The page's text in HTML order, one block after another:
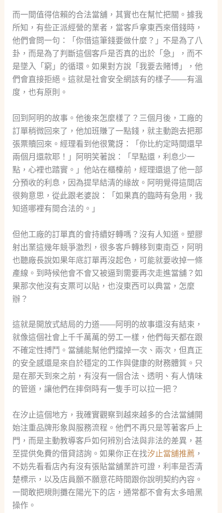
而一間值得信賴的合法當舖，其實也在幫忙把關。據我
所知，有些正派經營的業者，當客戶拿東西來借錢時，
他們會問一句：「你借這筆錢要做什麼？」不是為了八
卦，而是為了判斷這個客戶是否真的出於「急」，而不
是墜入「窮」的循環。如果對方說「我要去賭博」，他
們會直接拒絕。這就是社會安全網該有的樣子——有溫
度，也有原則。
回到阿明的故事。他後來怎麼樣了？三個月後，工廠的
訂單稍微回來了，他加班賺了一點錢，就主動跑去把那
張票贖回來。經理看到他很驚訝：「你比約定時間還早
兩個月還款耶！」阿明笑著說：「早點還，利息少一
點，心裡也踏實。」他站在櫃檯前，經理還退了他一部
分預收的利息，因為提早結清的緣故。阿明覺得這間店
很夠意思，從此跟老婆說：「如果真的臨時有急用，我
知道哪裡有間合法的。」
但他工廠的訂單真的會持續好轉嗎？沒有人知道。塑膠
射出業這幾年競爭激烈，很多客戶轉移到東南亞，阿明
也聽廠長說如果年底訂單再沒起色，可能就要收掉一條
產線。到時候他會不會又被逼到需要再次走進當舖？如
果那次他沒有支票可以貼，也沒東西可以典當，怎麼
辦？
這就是開放式結局的力道——阿明的故事還沒有結束，
就像這個社會上千千萬萬的勞工一樣，他們每天都在跟
不確定性搏鬥。當舖能幫他們擋掉一次、兩次，但真正
的安全感還是來自於穩定的工作與健康的財務體質。只
是在那天到來之前，有沒有一個合法、透明、有人情味
的管道，讓他們在摔倒時有一隻手可以拉一把？
在汐止這個地方，我確實觀察到越來越多的合法當舖開
始注重品牌形象與服務流程。他們不再只是等著客戶上
門，而是主動教導客戶如何辨別合法與非法的差異，甚
至提供免費的借貸諮詢。如果你正在找汐止當舖推薦 ，
不妨先看看店內有沒有張貼當舖業許可證，利率是否清
楚標示，以及店員願不願意花時間跟你說明契約內容。
一間敢把規則攤在陽光下的店，通常都不會有太多暗黑
操作。